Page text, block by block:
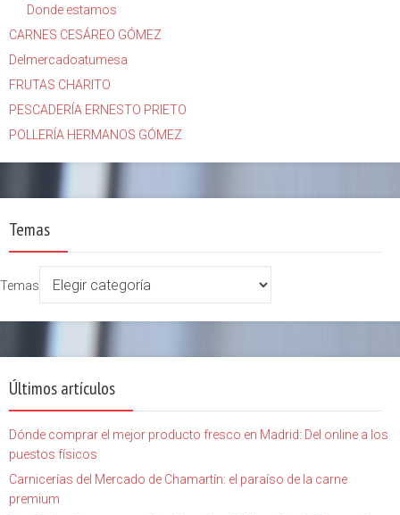
Donde estamos
CARNES CESÁREO GÓMEZ
Delmercadoatumesa
FRUTAS CHARITO
PESCADERÍA ERNESTO PRIETO
POLLERÍA HERMANOS GÓMEZ
Temas
Temas
Últimos artículos
Dónde comprar el mejor producto fresco en Madrid: Del online a los
puestos físicos
Carnicerías del Mercado de Chamartín: el paraíso de la carne
premium